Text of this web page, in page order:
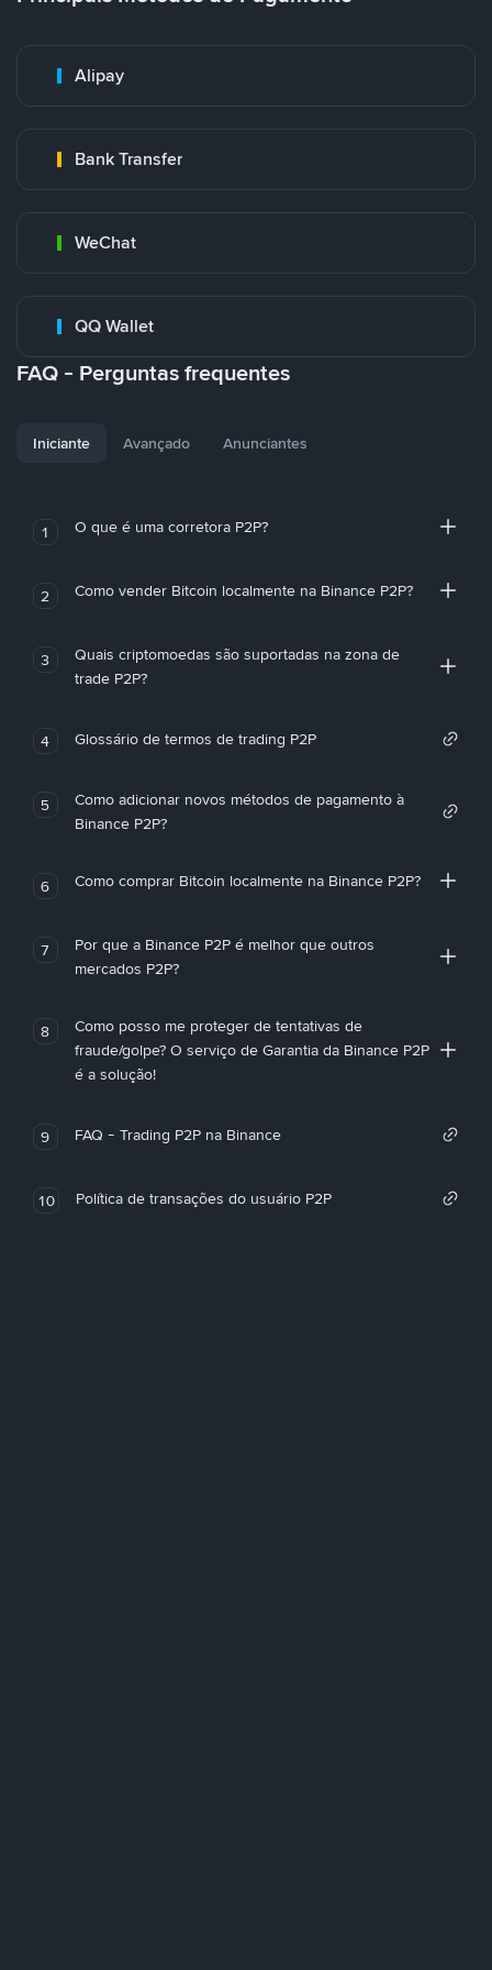
Alipay
Bank Transfer
WeChat
QQ Wallet
FAQ - Perguntas frequentes
Iniciante Avançado Anunciantes
1 O que é uma corretora P2P?
2 Como vender Bitcoin localmente na Binance P2P?
3
Quais criptomoedas são suportadas na zona de
trade P2P?
4 Glossário de termos de trading P2P
5
Como adicionar novos métodos de pagamento à
Binance P2P?
6 Como comprar Bitcoin localmente na Binance P2P?
7
Por que a Binance P2P é melhor que outros
mercados P2P?
8
Como posso me proteger de tentativas de
fraude/golpe? O serviço de Garantia da Binance P2P
é a solução!
9 FAQ - Trading P2P na Binance
10 Política de transações do usuário P2P